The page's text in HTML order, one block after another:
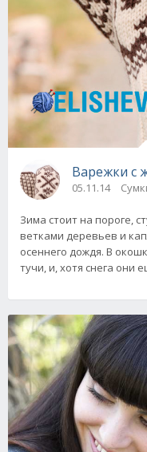
Варежки с
05.11.14
Зима стоит на пороге,
ветками деревьев и
осеннего дождя. В
тучи, и, хотя снега они